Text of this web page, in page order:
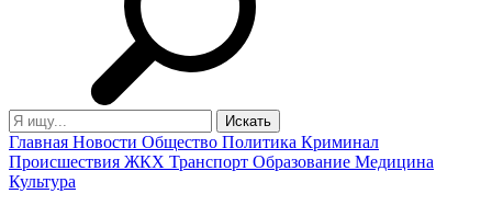
Главная Новости Общество Политика Криминал
Происшествия ЖКХ Транспорт Образование Медицина
Культура